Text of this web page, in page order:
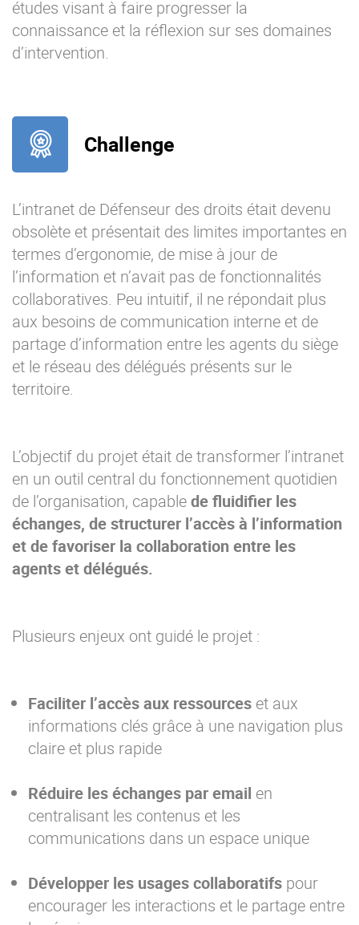
études visant à faire progresser la
connaissance et la réflexion sur ses domaines
d’intervention.
Challenge
L’intranet de Défenseur des droits était devenu
obsolète et présentait des limites importantes en
termes d’ergonomie, de mise à jour de
l’information et n’avait pas de fonctionnalités
collaboratives. Peu intuitif, il ne répondait plus
aux besoins de communication interne et de
partage d’information entre les agents du siège
et le réseau des délégués présents sur le
territoire.
L’objectif du projet était de transformer l’intranet
en un outil central du fonctionnement quotidien
de l’organisation, capablede fluidifier les
échanges, de structurer l’accès à l’information
et de favoriser la collaboration entre les
agents et délégués.
Plusieurs enjeux ont guidé le projet :
Faciliter l’accès aux ressources et aux
informations clés grâce à une navigation plus
claire et plus rapide
Réduire les échanges par email en
centralisant les contenus et les
communications dans un espace unique
Développer les usages collaboratifs pour
encourager les interactions et le partage entre